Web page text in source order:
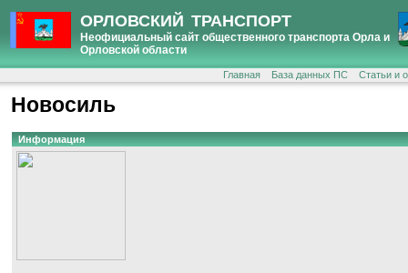
ОРЛОВСКИЙ ТРАНСПОРТ
Неофициальный сайт общественного транспорта Орла и
Орловской области
Главная База данных ПС Статьи и
Новосиль
Информация